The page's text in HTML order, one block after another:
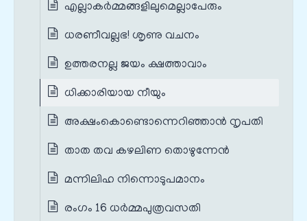
എല്ലാകർമ്മങ്ങളിലുമെല്ലാപേരും
ധരണീവല്ലഭ! ശൃണു വചനം
ഉത്തരനല്ല ജയം ക്ഷത്താവാം
ധിക്കാരിയായ നീയും
അക്ഷംകൊണ്ടൊന്നെറിഞ്ഞാൻ നൃപതി
താത തവ കഴലിണ തൊഴുന്നേൻ
മന്നിലിഹ നിന്നൊടുപമാനം
രംഗം 16 ധർമ്മപുത്രവസതി